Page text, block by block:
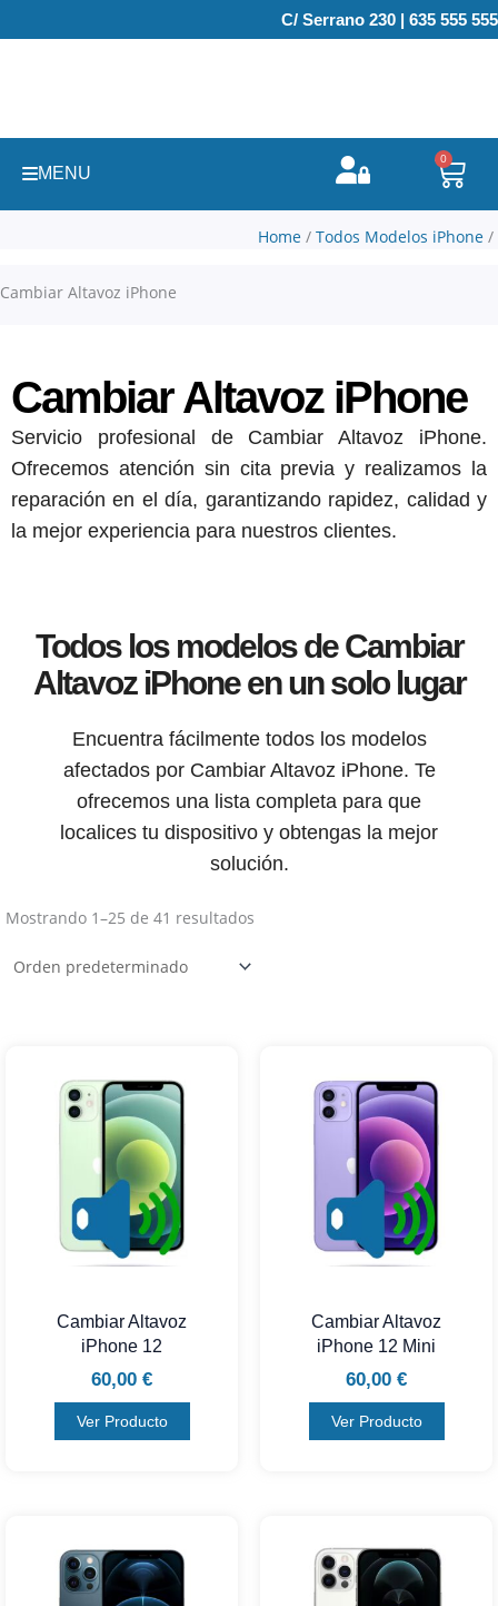
al
C/ Serrano 230 | 635 555 555
MENU
0
Home / Todos Modelos iPhone /
Cambiar Altavoz iPhone
Cambiar Altavoz iPhone
Servicio profesional de Cambiar Altavoz iPhone.
Ofrecemos atención sin cita previa y realizamos la
reparación en el día, garantizando rapidez, calidad y
la mejor experiencia para nuestros clientes.
Todos los modelos de Cambiar
Altavoz iPhone en un solo lugar
Encuentra fácilmente todos los modelos
afectados por Cambiar Altavoz iPhone. Te
ofrecemos una lista completa para que
localices tu dispositivo y obtengas la mejor
solución.
Mostrando 1–25 de 41 resultados
Cambiar Altavoz
iPhone 12
60,00 €
Ver Producto
Cambiar Altavoz
iPhone 12 Mini
60,00 €
Ver Producto